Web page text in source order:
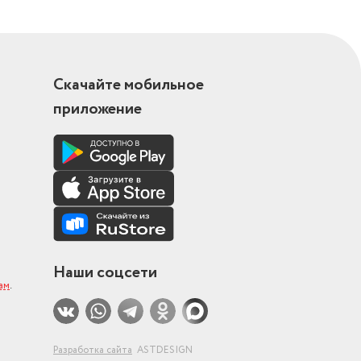
.
Скачайте мобильное
приложение
Наши соцсети
Разработка сайта ASTDESIGN